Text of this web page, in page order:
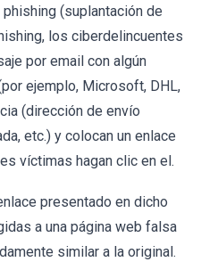
(suplantación de
los ciberdelincuentes
por email con algún
ejemplo, Microsoft, DHL,
(dirección de envío
etc.) y colocan un enlace
víctimas hagan clic en el.
presentado en dicho
a una página web falsa
similar a la original.